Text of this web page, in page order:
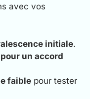
avec vos
initiale.
un accord
faible pour tester